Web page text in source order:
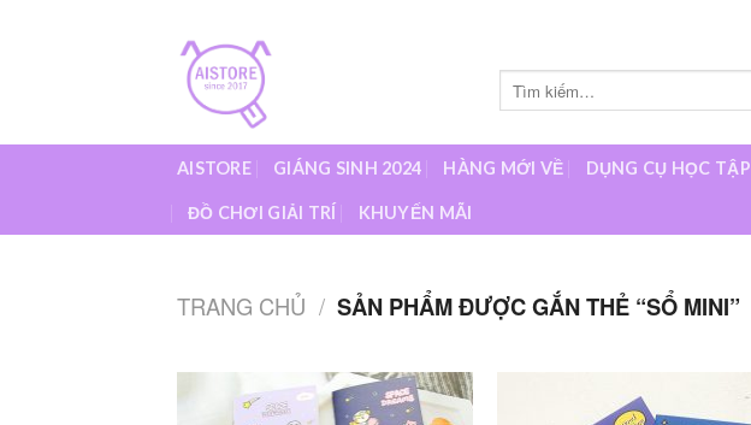
kiếm:
AISTORE GIÁNG SINH 2024 HÀNG MỚI VỀ DỤNG CỤ HỌC TẬP
ĐỒ CHƠI GIẢI TRÍ KHUYẾN MÃI
TRANG CHỦ / SẢN PHẨM ĐƯỢC GẮN THẺ “SỔ MINI”